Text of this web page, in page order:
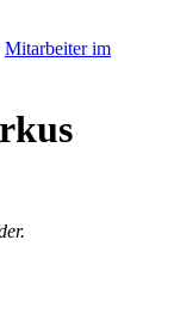
Mitarbeiter im